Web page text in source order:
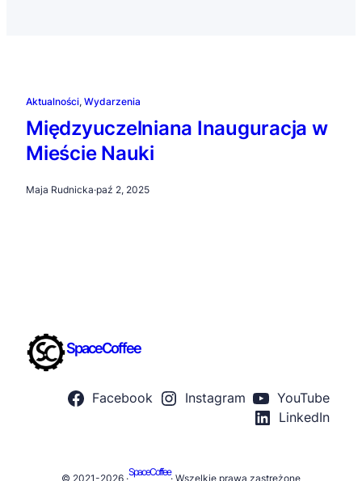
Aktualności, Wydarzenia
Międzyuczelniana Inauguracja w
Mieście Nauki
Maja Rudnicka·paź 2, 2025
SpaceCoffee
Facebook Instagram
YouTube
LinkedIn
© 2021-2026 ·
SpaceCoffee
· Wszelkie prawa zastreżone